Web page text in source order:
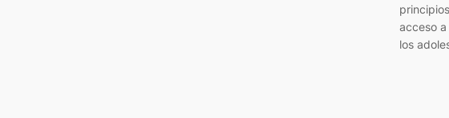
acceso
los